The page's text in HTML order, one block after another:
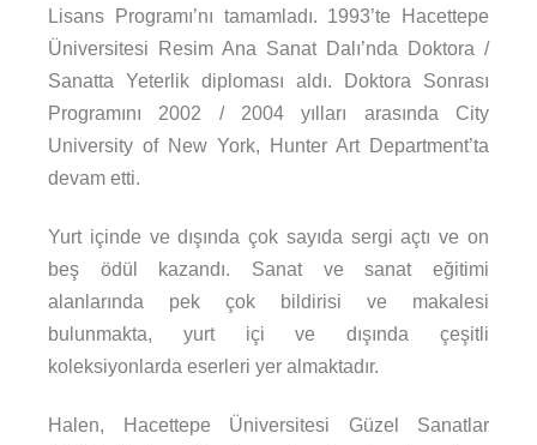
Lisans Programı’nı tamamladı. 1993’te Hacettepe
Üniversitesi Resim Ana Sanat Dalı’nda Doktora /
Sanatta Yeterlik diploması aldı. Doktora Sonrası
Programını 2002 / 2004 yılları arasında City
University of New York, Hunter Art Department’ta
devam etti.
Yurt içinde ve dışında çok sayıda sergi açtı ve on
beş ödül kazandı. Sanat ve sanat eğitimi
alanlarında pek çok bildirisi ve makalesi
bulunmakta, yurt içi ve dışında çeşitli
koleksiyonlarda eserleri yer almaktadır.
Halen, Hacettepe Üniversitesi Güzel Sanatlar